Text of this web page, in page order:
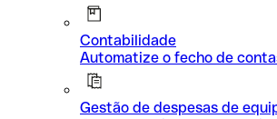
Contabilidade
Automatize o fecho de
Gestão de despesas de